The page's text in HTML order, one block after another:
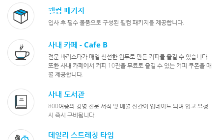
웰컴 패키지
입사 후 필수 물품으로 구성된 웰컴 패키지를 제공합니다.
사내 카페 - Cafe B
전문 바리스타가 매일 신선한 원두로 만든 커피를 즐길 수 있습니다.
또한 사내 카페에서 커피 10잔을 무료로 즐길 수 있는 커피 쿠폰을 매
월 제공합니다.
사내 도서관
800여종의 경영 전문 서적 및 매월 신간이 업데이트 되며 입고 요청
시 즉시 구비됩니다.
데일리 스트레칭 타임